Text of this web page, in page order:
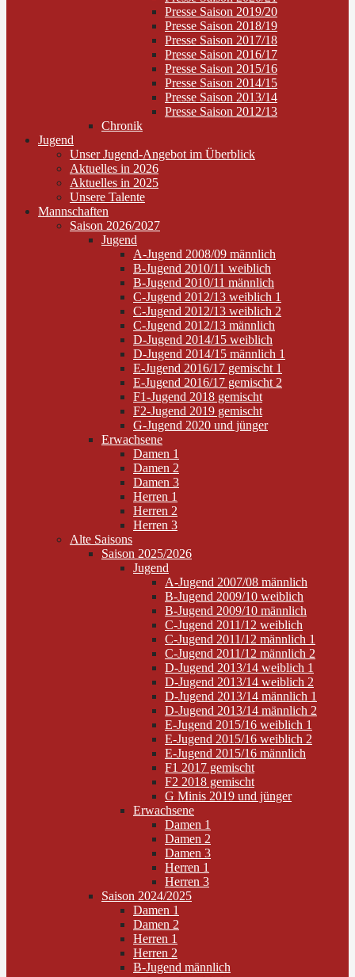
Presse Saison 2019/20
Presse Saison 2018/19
Presse Saison 2017/18
Presse Saison 2016/17
Presse Saison 2015/16
Presse Saison 2014/15
Presse Saison 2013/14
Presse Saison 2012/13
Chronik
Jugend
Unser Jugend-Angebot im Überblick
Aktuelles in 2026
Aktuelles in 2025
Unsere Talente
Mannschaften
Saison 2026/2027
Jugend
A-Jugend 2008/09 männlich
B-Jugend 2010/11 weiblich
B-Jugend 2010/11 männlich
C-Jugend 2012/13 weiblich 1
C-Jugend 2012/13 weiblich 2
C-Jugend 2012/13 männlich
D-Jugend 2014/15 weiblich
D-Jugend 2014/15 männlich 1
E-Jugend 2016/17 gemischt 1
E-Jugend 2016/17 gemischt 2
F1-Jugend 2018 gemischt
F2-Jugend 2019 gemischt
G-Jugend 2020 und jünger
Erwachsene
Damen 1
Damen 2
Damen 3
Herren 1
Herren 2
Herren 3
Alte Saisons
Saison 2025/2026
Jugend
A-Jugend 2007/08 männlich
B-Jugend 2009/10 weiblich
B-Jugend 2009/10 männlich
C-Jugend 2011/12 weiblich
C-Jugend 2011/12 männlich 1
C-Jugend 2011/12 männlich 2
D-Jugend 2013/14 weiblich 1
D-Jugend 2013/14 weiblich 2
D-Jugend 2013/14 männlich 1
D-Jugend 2013/14 männlich 2
E-Jugend 2015/16 weiblich 1
E-Jugend 2015/16 weiblich 2
E-Jugend 2015/16 männlich
F1 2017 gemischt
F2 2018 gemischt
G Minis 2019 und jünger
Erwachsene
Damen 1
Damen 2
Damen 3
Herren 1
Herren 3
Saison 2024/2025
Damen 1
Damen 2
Herren 1
Herren 2
B-Jugend männlich